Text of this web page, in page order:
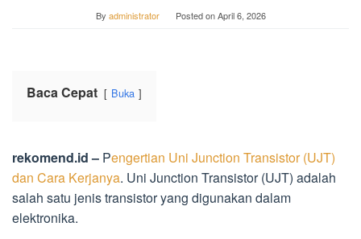
By administrator Posted onApril 6, 2026
Baca Cepat Buka
rekomend.id – Pengertian Uni Junction Transistor (UJT)
dan Cara Kerjanya. Uni Junction Transistor (UJT) adalah
salah satu jenis transistor yang digunakan dalam
elektronika.